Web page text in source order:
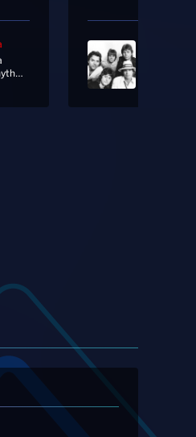
The Rhythm Of The Night